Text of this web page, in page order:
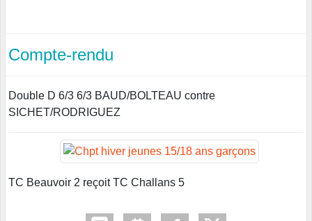
Compte-rendu
Double D 6/3 6/3 BAUD/BOLTEAU contre
SICHET/RODRIGUEZ
TC Beauvoir 2 reçoit TC Challans 5